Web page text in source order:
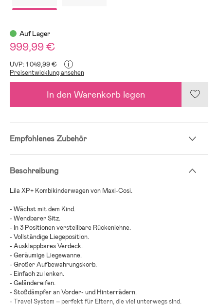
Auf Lager
999,99 €
UVP: 1 049,99 € i
Preisentwicklung ansehen
In den Warenkorb legen
Empfohlenes Zubehör
Beschreibung
Lila XP+ Kombikinderwagen von Maxi-Cosi.
- Wächst mit dem Kind.
- Wendbarer Sitz.
- In 3 Positionen verstellbare Rückenlehne.
- Vollständige Liegeposition.
- Ausklappbares Verdeck.
- Geräumige Liegewanne.
- Großer Aufbewahrungskorb.
- Einfach zu lenken.
- Geländereifen.
- Stoßdämpfer an Vorder- und Hinterrädern.
- Travel System – perfekt für Eltern, die viel unterwegs sind.